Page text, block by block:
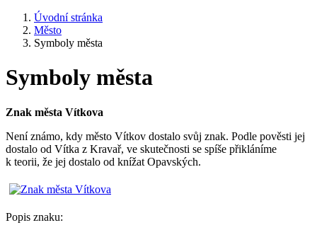
Úvodní stránka
Město
Symboly města
Symboly města
Znak města Vítkova
Není známo, kdy město Vítkov dostalo svůj znak. Podle pověsti jej
dostalo od Vítka z Kravař, ve skutečnosti se spíše přikláníme
k teorii, že jej dostalo od knížat Opavských.
Popis znaku: